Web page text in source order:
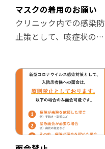
マスクの着用のお願い
クリニック内での感染防
止策として、咳症状のあ
感染の防止対策を啓発す
るチラシです。
【掲示場所の例】
・病院入口